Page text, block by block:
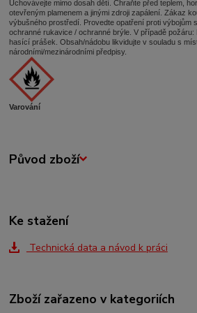
Uchovávejte mimo dosah dětí. Chraňte před teplem,
otevřeným plamenem a jinými zdroji zapálení. Zákaz
výbušného prostředí. Provedte opatření proti výbojům
ochranné rukavice / ochranné brýle. V případě požáru:
hasící prášek. Obsah/nádobu likvidujte v souladu s
národními/mezinárodními předpisy.
Varování
Původ zboží
Ke stažení
Technická data a návod k práci
Zboží zařazeno v kategoriích